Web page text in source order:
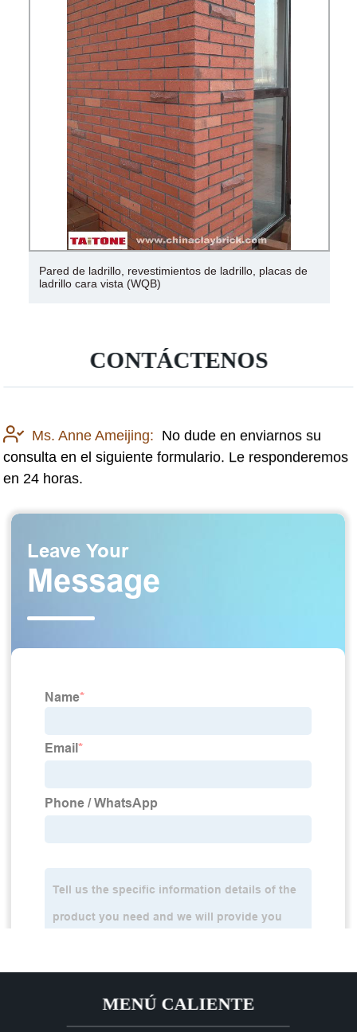
Pared de ladrillo, revestimientos de ladrillo, placas de
ladrillo cara vista (WQB)
CONTÁCTENOS
Ms. Anne Ameijing: No dude en enviarnos su
consulta en el siguiente formulario. Le responderemos
en 24 horas.
MENÚ CALIENTE